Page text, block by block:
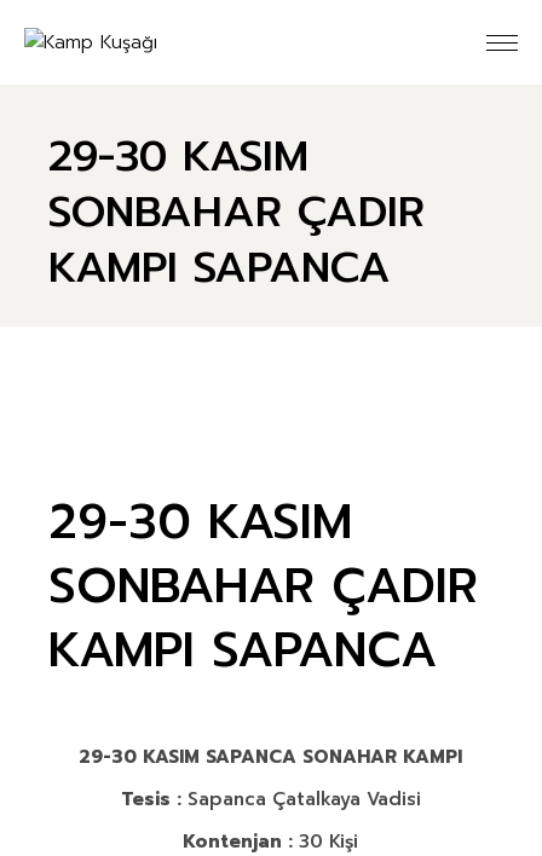
the
29-30 KASIM
SONBAHAR ÇADIR
KAMPI SAPANCA
29-30 KASIM
SONBAHAR ÇADIR
KAMPI SAPANCA
29-30 KASIM SAPANCA SONAHAR KAMPI
Tesis : Sapanca Çatalkaya Vadisi
Kontenjan : 30 Kişi